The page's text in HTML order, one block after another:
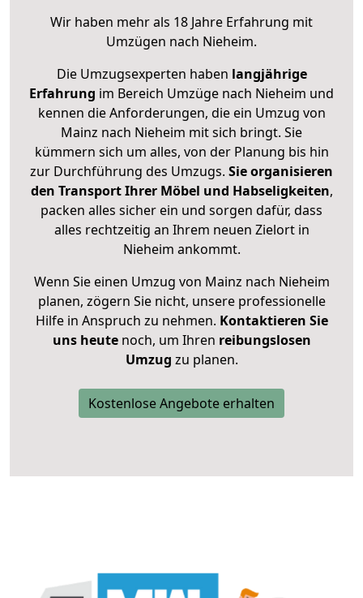
Wir haben mehr als 18 Jahre Erfahrung mit
Umzügen nach Nieheim.
Die Umzugsexperten haben langjährige
Erfahrung im Bereich Umzüge nach Nieheim und
kennen die Anforderungen, die ein Umzug von
Mainz nach Nieheim mit sich bringt. Sie
kümmern sich um alles, von der Planung bis hin
zur Durchführung des Umzugs. Sie organisieren
den Transport Ihrer Möbel und Habseligkeiten,
packen alles sicher ein und sorgen dafür, dass
alles rechtzeitig an Ihrem neuen Zielort in
Nieheim ankommt.
Wenn Sie einen Umzug von Mainz nach Nieheim
planen, zögern Sie nicht, unsere professionelle
Hilfe in Anspruch zu nehmen. Kontaktieren Sie
uns heutenoch, um Ihren reibungslosen
Umzug zu planen.
Kostenlose Angebote erhalten